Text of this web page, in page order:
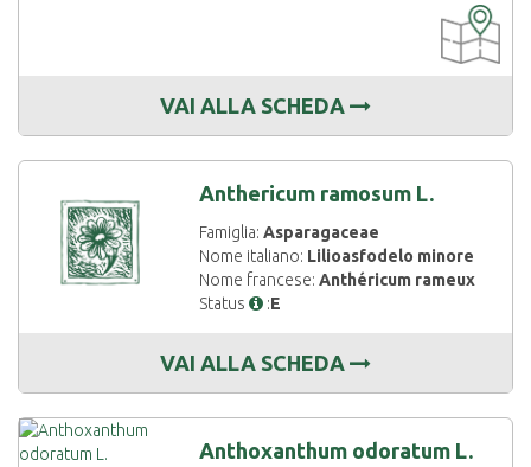
DISPONIBILE
VAI ALLA SCHEDA
Anthericum ramosum L.
Famiglia:Asparagaceae
Nome italiano: Lilioasfodelo minore
Nome francese:Anthéricum rameux
Status
:E
VAI ALLA SCHEDA
Anthoxanthum odoratum L.